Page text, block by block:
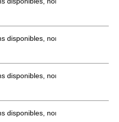
disponibles, non commandable
disponibles, non commandable
disponibles, non commandable